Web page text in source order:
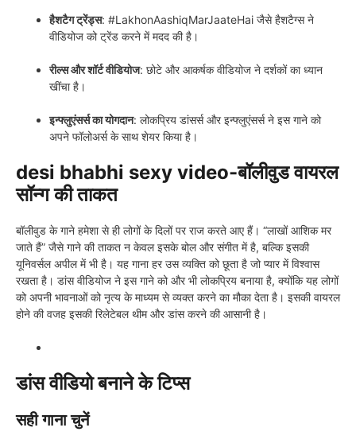
हैशटैग ट्रेंड्स: #LakhonAashiqMarJaateHai जैसे हैशटैग्स ने
वीडियोज को ट्रेंड करने में मदद की है।
रील्स और शॉर्ट वीडियोज: छोटे और आकर्षक वीडियोज ने दर्शकों का ध्यान
खींचा है।
इन्फ्लुएंसर्स का योगदान: लोकप्रिय डांसर्स और इन्फ्लुएंसर्स ने इस गाने को
अपने फॉलोअर्स के साथ शेयर किया है।
desi bhabhi sexy video-बॉलीवुड वायरल
सॉन्ग की ताकत
बॉलीवुड के गाने हमेशा से ही लोगों के दिलों पर राज करते आए हैं। “लाखों आशिक मर
जाते हैं” जैसे गाने की ताकत न केवल इसके बोल और संगीत में है, बल्कि इसकी
यूनिवर्सल अपील में भी है। यह गाना हर उस व्यक्ति को छूता है जो प्यार में विश्वास
रखता है। डांस वीडियोज ने इस गाने को और भी लोकप्रिय बनाया है, क्योंकि यह लोगों
को अपनी भावनाओं को नृत्य के माध्यम से व्यक्त करने का मौका देता है। इसकी वायरल
होने की वजह इसकी रिलेटेबल थीम और डांस करने की आसानी है।
डांस वीडियो बनाने के टिप्स
सही गाना चुनें